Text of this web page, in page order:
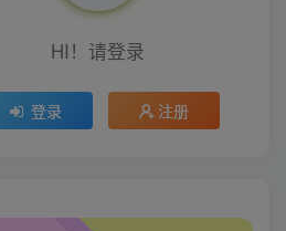
期）全网独家淘宝闪购采集挂机项目 单窗口轻松日入40+
）剪辑思维课：颠覆先拍后剪！三镜法则+匹配剪辑+插入剪辑，告别流水账视频
造业英语课程，教你专业处理送样请求、应对生产意外、回复品质投诉、撰写开发信等
HI！请登录
登录 注册
心情也舒畅了！